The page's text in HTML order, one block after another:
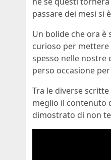
passare dei mesi si
Un bolide che ora è
curioso per
spesso nelle nostre
perso occasione per
Tra le diverse
meglio il contenuto
dimostrato di non